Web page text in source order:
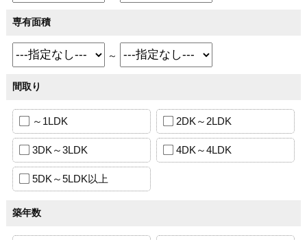
専有面積
～
間取り
～1LDK 2DK～2LDK
3DK～3LDK 4DK～4LDK
5DK～5LDK以上
築年数